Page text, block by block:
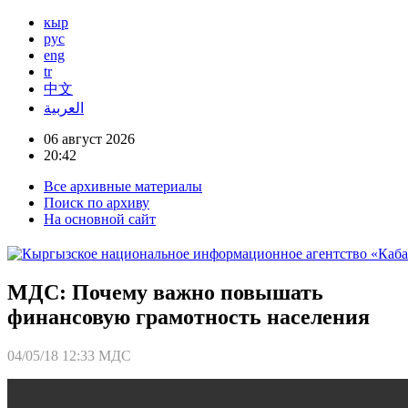
кыр
рус
eng
tr
中文
العربية
06 август 2026
20:42
Все архивные материалы
Поиск по архиву
На основной сайт
МДС: Почему важно повышать
финансовую грамотность населения
04/05/18 12:33 МДС